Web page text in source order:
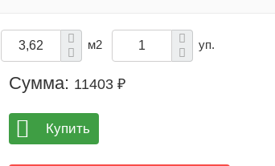
м2 уп.
Сумма: 11403 ₽
Купить